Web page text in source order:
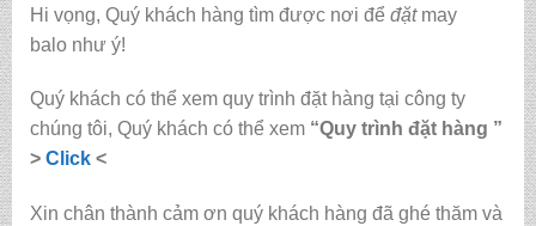
Hi vọng, Quý khách hàng tìm được nơi để đặt may
balo như ý!
Quý khách có thể xem quy trình đặt hàng tại công ty
chúng tôi, Quý khách có thể xem“Quy trình đặt hàng ”
> Click<
Xin chân thành cảm ơn quý khách hàng đã ghé thăm và